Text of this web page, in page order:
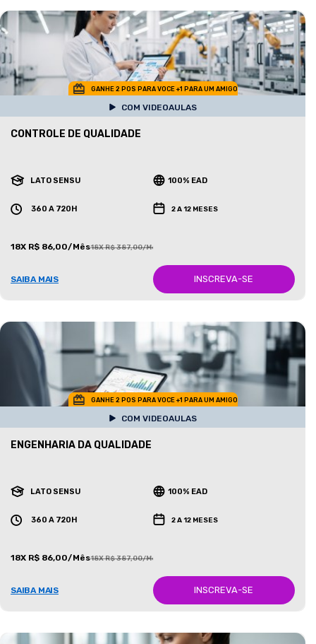
GANHE 2 POS PARA VOCE +1 PARA UM AMIGO
COM VIDEOAULAS
CONTROLE DE QUALIDADE
LATO SENSU 100% EAD
360 A 720H 2 A 12 MESES
18X R$ 86,00/Mês18X R$ 387,00/Mês
SAIBA MAIS INSCREVA-SE
GANHE 2 POS PARA VOCE +1 PARA UM AMIGO
COM VIDEOAULAS
ENGENHARIA DA QUALIDADE
LATO SENSU 100% EAD
360 A 720H 2 A 12 MESES
18X R$ 86,00/Mês18X R$ 387,00/Mês
SAIBA MAIS INSCREVA-SE